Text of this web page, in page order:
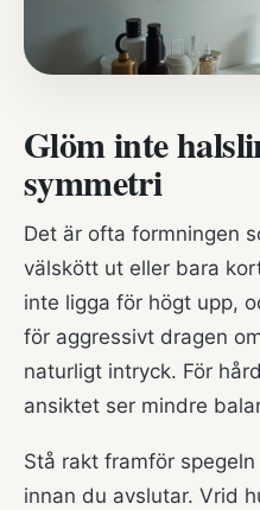
Glöm inte
symmetri
Det är ofta formningen
välskött ut eller bara
inte ligga för högt upp,
för aggressivt dragen
naturligt intryck. För
ansiktet ser mindre
Stå rakt framför
innan du avslutar. Vrid